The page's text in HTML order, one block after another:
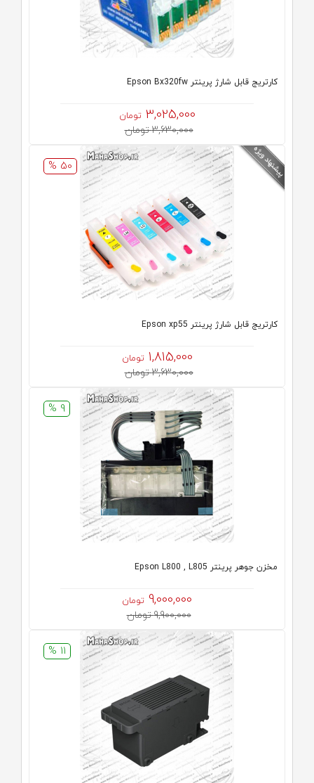
كارتريج قابل شارژ پرینتر Epson Bx320fw
3,025,000 تومان
3,630,000 تومان
50 %
کارتریج قابل شارژ پرینتر Epson xp55
1,815,000 تومان
3,630,000 تومان
9 %
مخزن جوهر پرینتر Epson L800 , L805
9,000,000 تومان
9,900,000 تومان
11 %